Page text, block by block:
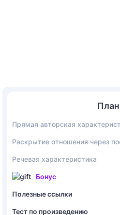
План
Прямая авторская
Раскрытие отношения через
Речевая характеристика
Бонус
Полезные ссылки
Тест по произведению